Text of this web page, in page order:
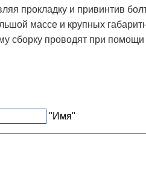
прокладку и привинтив
массе и крупных
сборку проводят при
"Имя"